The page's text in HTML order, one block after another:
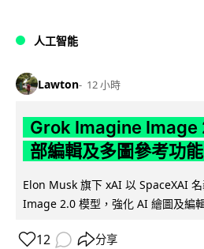
人工智能
Lawton 12 小時
Grok Imagine Image
部編輯及多圖參考功能
Elon Musk 旗下 xAI 以 SpaceXAI
Image 2.0 模型，強化 AI 繪圖及編
12 分享